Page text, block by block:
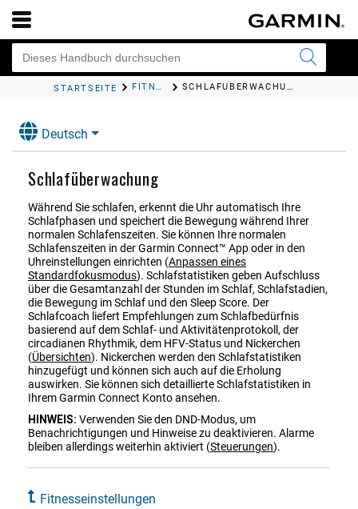
STARTSEITE FITNESSEINSTELLUNGEN SCHLAFÜBERWACHUNG
Deutsch
Schlafüberwachung
Während Sie schlafen, erkennt die Uhr automatisch Ihre
Schlafphasen und speichert die Bewegung während Ihrer
normalen Schlafenszeiten. Sie können Ihre normalen
Schlafenszeiten in derGarmin Connect™ App oder in den
Uhreinstellungen einrichten (Anpassen eines
Standardfokusmodus). Schlafstatistiken geben Aufschluss
über die Gesamtanzahl der Stunden im Schlaf, Schlafstadien,
die Bewegung im Schlaf und den Sleep Score. Der
Schlafcoach liefert Empfehlungen zum Schlafbedürfnis
basierend auf dem Schlaf- und Aktivitätenprotokoll, der
circadianen Rhythmik, dem HFV-Status und Nickerchen
(Übersichten). Nickerchen werden den Schlafstatistiken
hinzugefügt und können sich auch auf die Erholung
auswirken. Sie können sich detaillierte Schlafstatistiken in
Ihrem Garmin Connect Konto ansehen.
HINWEIS: Verwenden Sie den DND-Modus, um
Benachrichtigungen und Hinweise zu deaktivieren. Alarme
bleiben allerdings weiterhin aktiviert (Steuerungen).
Fitnesseinstellungen